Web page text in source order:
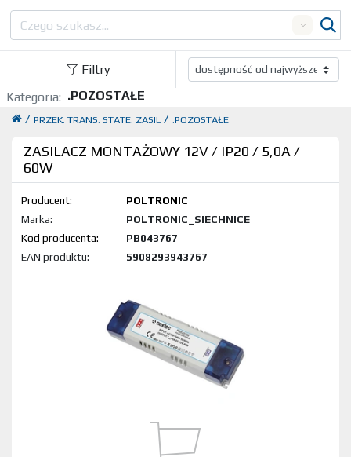
Filtry
Kategoria: .POZOSTAŁE
.POZOSTAŁE
/
PRZEK. TRANS. STATE. ZASIL
/
ZASILACZ MONTAŻOWY 12V / IP20 / 5,0A /
60W
Producent:
POLTRONIC
Marka:
POLTRONIC_SIECHNICE
Kod produktu:
PB043767
EAN produktu:
5908293943767